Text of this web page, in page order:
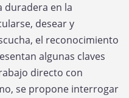
duradera en la
desear y
el reconocimiento
algunas claves
directo con
se propone interrogar